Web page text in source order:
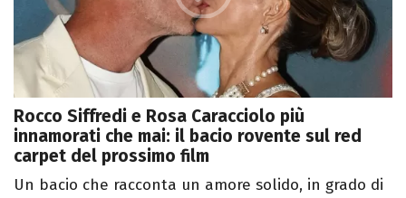
Rocco Siffredi e Rosa Caracciolo più
innamorati che mai: il bacio rovente sul red
carpet del prossimo film
Un bacio che racconta un amore solido, in grado di